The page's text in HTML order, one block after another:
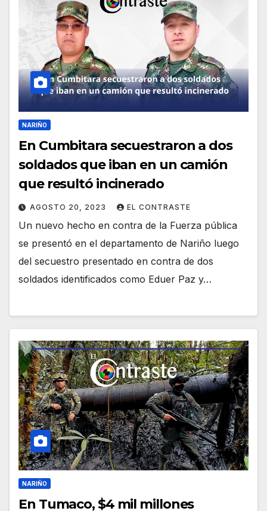
NARIÑO
En Cumbitara secuestraron a dos
soldados que iban en un camión
que resultó incinerado
AGOSTO 20, 2023 EL CONTRASTE
Un nuevo hecho en contra de la Fuerza pública
se presentó en el departamento de Nariño luego
del secuestro presentado en contra de dos
soldados identificados como Eduer Paz y…
NARIÑO
En Tumaco, $4 mil millones